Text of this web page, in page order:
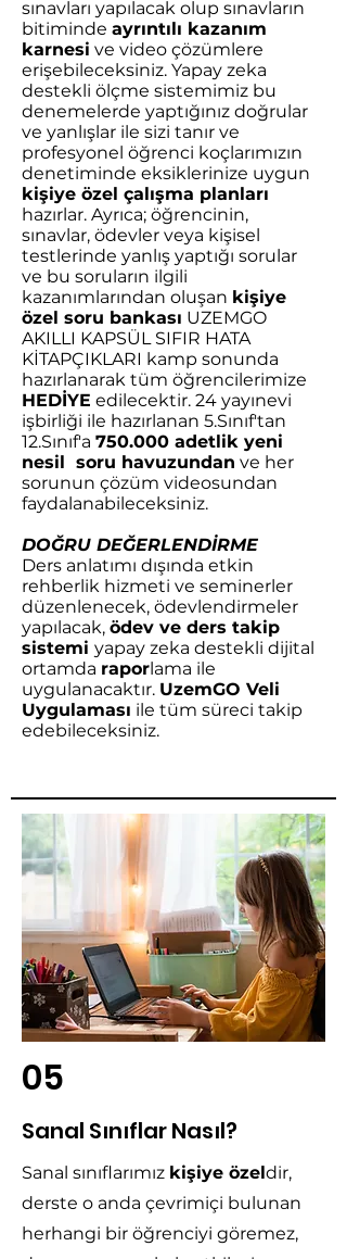
sınavları yapılacak olup sınavların
bitiminde ayrıntılı kazanım
karnesi ve video çözümlere
erişebileceksiniz. Yapay zeka
destekli ölçme sistemimiz bu
denemelerde yaptığınız doğrular
ve yanlışlar ile sizi tanır ve
profesyonel öğrenci koçlarımızın
denetiminde eksiklerinize uygun
kişiye özel çalışma planları
hazırlar. Ayrıca; öğrencinin,
sınavlar, ödevler veya kişisel
testlerinde yanlış yaptığı sorular
ve bu soruların ilgili
kazanımlarından oluşan kişiye
özel soru bankası UZEMGO
AKILLI KAPSÜL SIFIR HATA
KİTAPÇIKLARI kamp sonunda
hazırlanarak tüm öğrencilerimize
HEDİYE edilecektir. 24 yayınevi
işbirliği ile hazırlanan 5.Sınıf'tan
12.Sınıf'a 750.000 adetlik yeni
nesil soru havuzundan ve her
sorunun çözüm videosundan
faydalanabileceksiniz.
DOĞRU DEĞERLENDİRME
Ders anlatımı dışında etkin
rehberlik hizmeti ve seminerler
düzenlenecek, ödevlendirmeler
yapılacak, ödev ve ders takip
sistemi yapay zeka destekli dijital
ortamda raporlama ile
uygulanacaktır. UzemGO Veli
Uygulaması ile tüm süreci takip
edebileceksiniz.
05
Sanal Sınıflar Nasıl?
Sanal sınıflarımız kişiye özeldir,
derste o anda çevrimiçi bulunan
herhangi bir öğrenciyi göremez,